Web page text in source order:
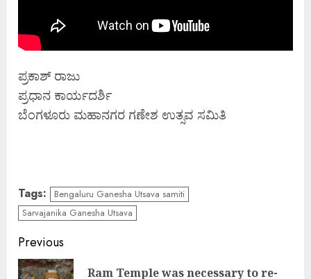
ಪ್ರಕಾಶ್ ರಾಜು
ಪ್ರಧಾನ ಕಾರ್ಯದರ್ಶಿ
ಬೆಂಗಳೂರು ಮಹಾನಗರ ಗಣೇಶ ಉತ್ಸವ ಸಮಿತಿ
Tags:
Bengaluru Ganesha Utsava samiti
Sarvajanika Ganesha Utsava
Continue
Reading
Previous
Ram Temple was necessary to re-